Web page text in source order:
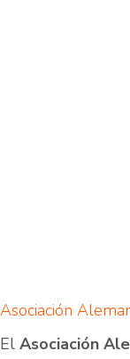
Asociación
El Asociación